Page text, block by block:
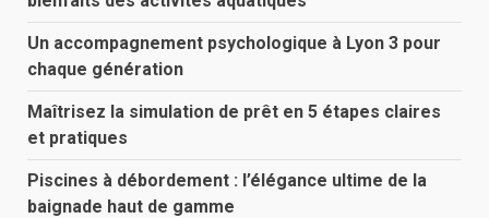
Un accompagnement psychologique à Lyon 3 pour
chaque génération
Maîtrisez la simulation de prêt en 5 étapes claires
et pratiques
Piscines à débordement : l’élégance ultime de la
baignade haut de gamme